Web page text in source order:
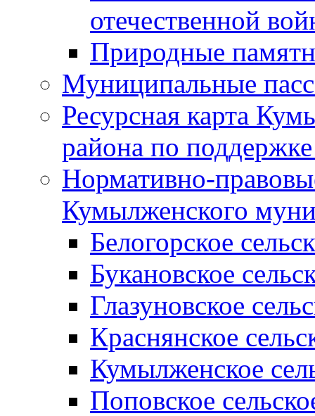
отечественной
Природные
Муниципальные
Ресурсная карта
района по
Нормативно-
Кумылженского
Белогорское
Букановское
Глазуновское
Краснянское
Кумылженское
Поповское